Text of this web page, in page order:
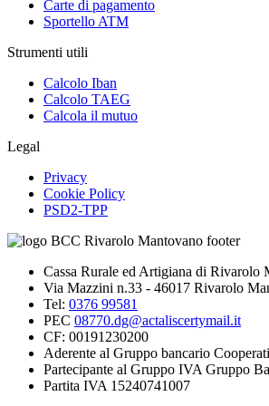
Carte di pagamento
Sportello ATM
Strumenti utili
Calcolo Iban
Calcolo TAEG
Calcola il mutuo
Legal
Privacy
Cookie Policy
PSD2-TPP
Cassa Rurale ed Artigiana di Rivarolo
Via Mazzini n.33 - 46017 Rivarolo
Tel: 0376 99581
PEC 08770.dg@actaliscertymail.it
CF: 00191230200
Aderente al Gruppo bancario
Partecipante al Gruppo IVA Gruppo
Partita IVA 15240741007